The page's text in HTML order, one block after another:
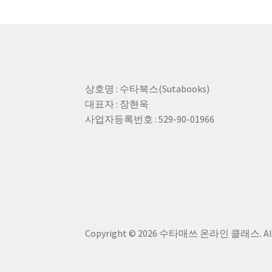
상호명 : 수타북스(Sutabooks)
대표자 : 장현욱
사업자등록번호 : 529-90-01966
Copyright © 2026 수타매쓰 온라인 클래스.